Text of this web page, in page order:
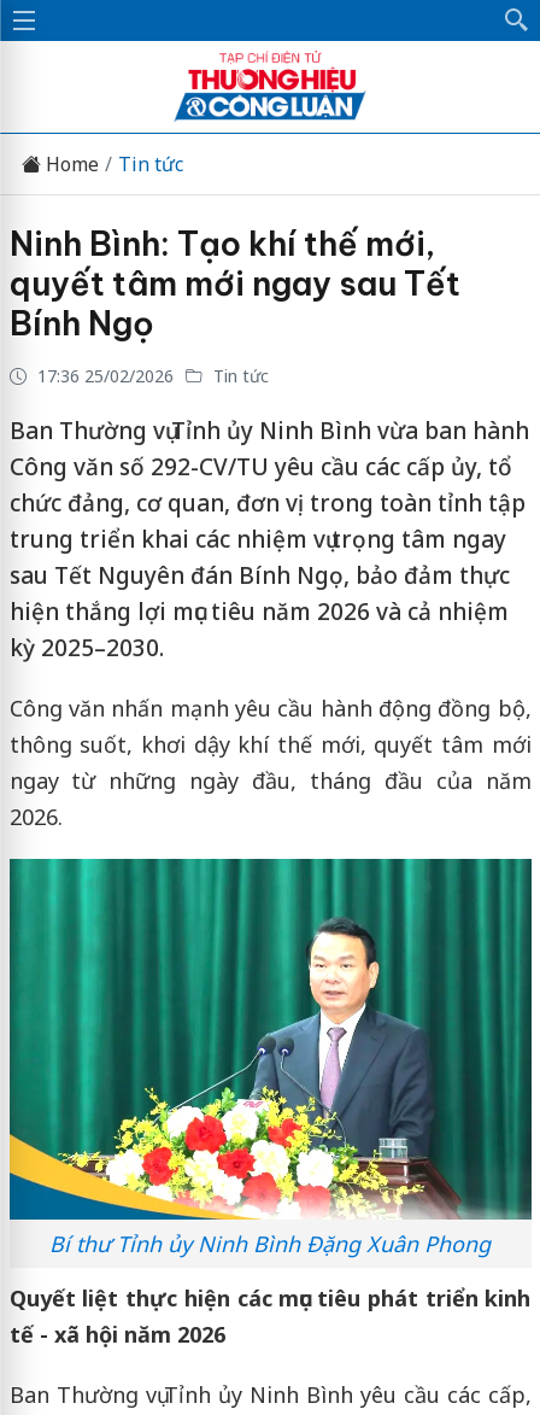
Home Tin tức
Ninh Bình: Tạo khí thế mới,
quyết tâm mới ngay sau Tết
Bính Ngọ
17:36 25/02/2026 Tin tức
Ban Thường vụ Tỉnh ủy Ninh Bình vừa ban hành
Công văn số 292-CV/TU yêu cầu các cấp ủy, tổ
chức đảng, cơ quan, đơn vị trong toàn tỉnh tập
trung triển khai các nhiệm vụ trọng tâm ngay
sau Tết Nguyên đán Bính Ngọ, bảo đảm thực
hiện thắng lợi mục tiêu năm 2026 và cả nhiệm
kỳ 2025–2030.
Công văn nhấn mạnh yêu cầu hành động đồng bộ,
thông suốt, khơi dậy khí thế mới, quyết tâm mới
ngay từ những ngày đầu, tháng đầu của năm
2026.
Bí thư Tỉnh ủy Ninh Bình Đặng Xuân Phong
Quyết liệt thực hiện các mục tiêu phát triển kinh
tế - xã hội năm 2026
Ban Thường vụ Tỉnh ủy Ninh Bình yêu cầu các cấp,